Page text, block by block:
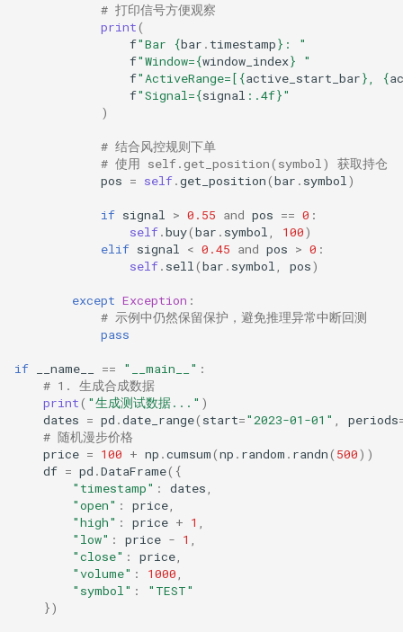
# 打印信号方便观察
print(
f"Bar {bar . timestamp} : "
f"Window={window_index} "
f"ActiveRange=[ {active_start_bar} {
f"Signal={signal : .4f}"
)
# 结合风控规则下单
# 使用 self.get_position(symbol) 获取持仓
pos = self.get_position(bar . symbol )
if signal > 0.55 and pos == 0 :
self.buy(bar . symbol 100)
elif signal < 0.45 and pos > 0 :
self. sell (bar . symbol pos)
except Exception :
# 示例中仍然保留保护，避免推理异常中断回测
pass
if __name__ == "__main__" :
# 1. 生成合成数据
print( "生成测试数据..." )
dates = pd .date_range( start="2023-01-01" periods
# 随机漫步价格
price = 100 + np .cumsum(np . random . randn( 500))
df = pd .DataFrame({
"timestamp" : dates
"open" : price
"high" : price + 1
"low" : price - 1
"close" : price
"volume" : 1000
"symbol" :
"TEST"
})